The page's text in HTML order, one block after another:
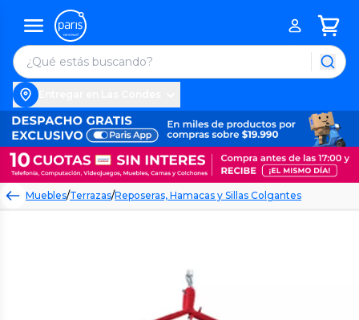
Muebles/Terrazas/Reposeras, Hamacas y Sillas Colgantes